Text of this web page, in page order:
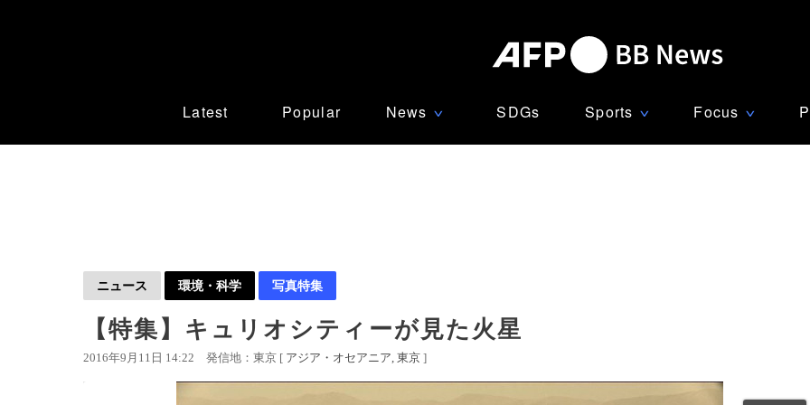
Latest Popular News ∨ SDGs Sports ∨ Focus ∨
ニュース 環境・科学 写真特集
【特集】キュリオシティーが見た火星
2016年9月11日 14:22 発信地：東京 [ アジア・オセアニア 東京 ]